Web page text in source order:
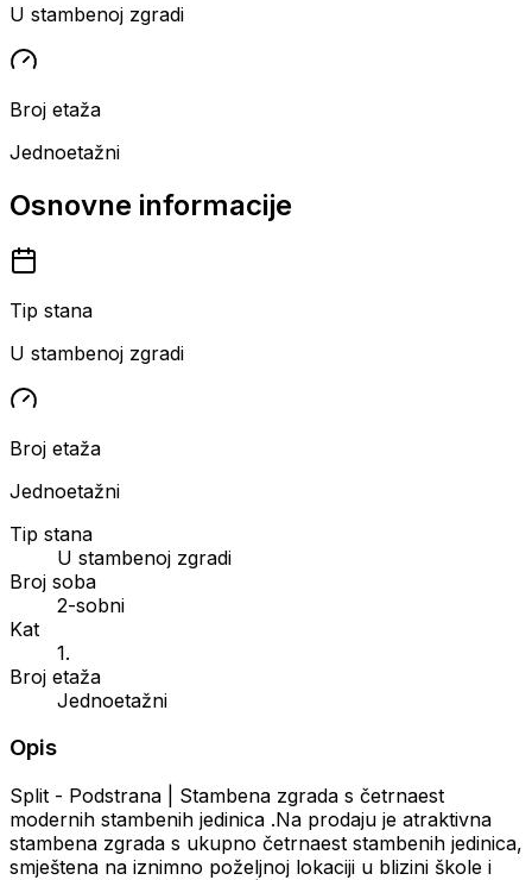
U stambenoj zgradi
Broj etaža
Jednoetažni
Osnovne informacije
Tip stana
U stambenoj zgradi
Broj etaža
Jednoetažni
Tip stana
U stambenoj zgradi
Broj soba
2-sobni
Kat
1.
Broj etaža
Jednoetažni
Opis
Split - Podstrana | Stambena zgrada s četrnaest
modernih stambenih jedinica .Na prodaju je atraktivna
stambena zgrada s ukupno četrnaest stambenih jedinica,
smještena na iznimno poželjnoj lokaciji u blizini škole i